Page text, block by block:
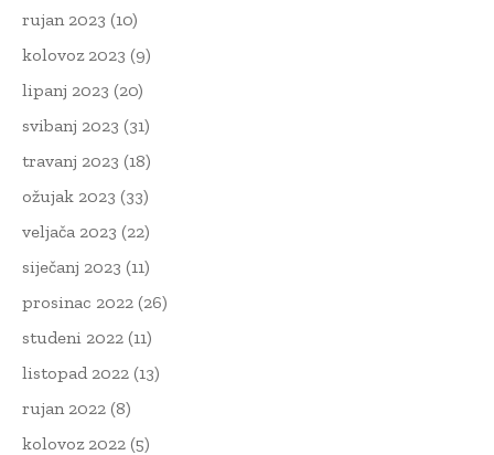
rujan 2023 (10)
kolovoz 2023 (9)
lipanj 2023 (20)
svibanj 2023 (31)
travanj 2023 (18)
ožujak 2023 (33)
veljača 2023 (22)
siječanj 2023 (11)
prosinac 2022 (26)
studeni 2022 (11)
listopad 2022 (13)
rujan 2022 (8)
kolovoz 2022 (5)